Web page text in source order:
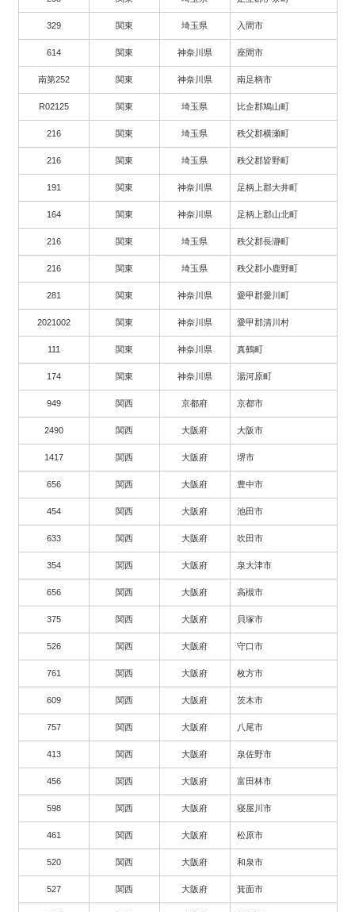
329 関東 埼玉県 入間市
614 関東 神奈川県 座間市
南第252 関東 神奈川県 南足柄市
R02125 関東 埼玉県 比企郡鳩山町
216 関東 埼玉県 秩父郡横瀬町
216 関東 埼玉県 秩父郡皆野町
191 関東 神奈川県 足柄上郡大井町
164 関東 神奈川県 足柄上郡山北町
216 関東 埼玉県 秩父郡長瀞町
216 関東 埼玉県 秩父郡小鹿野町
281 関東 神奈川県 愛甲郡愛川町
2021002 関東 神奈川県 愛甲郡清川村
111 関東 神奈川県 真鶴町
174 関東 神奈川県 湯河原町
949 関西 京都府 京都市
2490 関西 大阪府 大阪市
1417 関西 大阪府 堺市
656 関西 大阪府 豊中市
454 関西 大阪府 池田市
633 関西 大阪府 吹田市
354 関西 大阪府 泉大津市
656 関西 大阪府 高槻市
375 関西 大阪府 貝塚市
526 関西 大阪府 守口市
761 関西 大阪府 枚方市
609 関西 大阪府 茨木市
757 関西 大阪府 八尾市
413 関西 大阪府 泉佐野市
456 関西 大阪府 富田林市
598 関西 大阪府 寝屋川市
461 関西 大阪府 松原市
520 関西 大阪府 和泉市
527 関西 大阪府 箕面市